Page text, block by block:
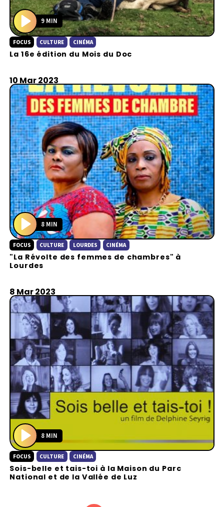
P
l
a
9 MIN
FOCUS CULTURE CINÉMA
La 16e édition du Mois du Doc
10 Mar 2023
P
l
a
8 MIN
FOCUS CULTURE LOURDES CINÉMA
"La Révolte des femmes de chambres" à
Lourdes
8 Mar 2023
P
l
a
8 MIN
FOCUS CULTURE CINÉMA
Sois-belle et tais-toi à la Maison du Parc
National et de la Vallée de Luz